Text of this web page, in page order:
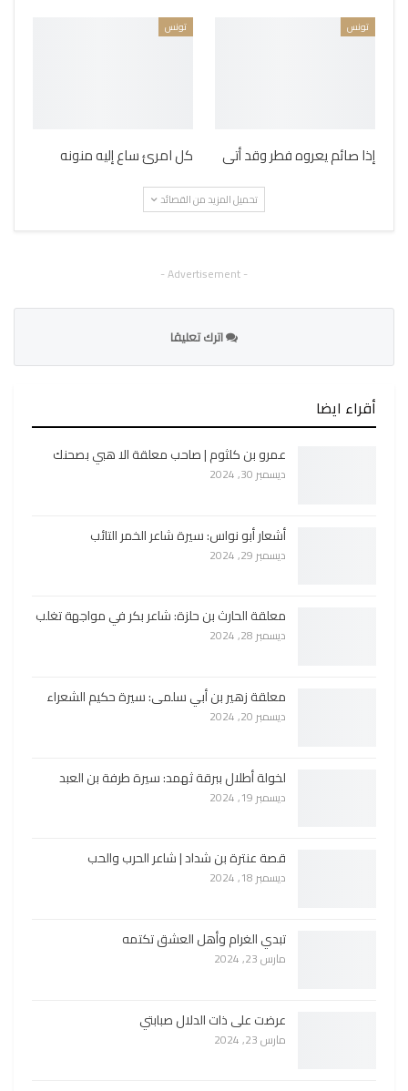
تونس
إذا صائم يعروه فطر وقد أتى
تونس
كل امرئ ساع إليه منونه
تحميل المزيد من القصائد
- Advertisement -
اترك تعليقا
أقراء ايضا
عمرو بن كلثوم | صاحب معلقة الا هبي بصحنك
ديسمبر 30, 2024
أشعار أبو نواس: سيرة شاعر الخمر التائب
ديسمبر 29, 2024
معلقة الحارث بن حلزة: شاعر بكر في مواجهة تغلب
ديسمبر 28, 2024
معلقة زهير بن أبي سلمى: سيرة حكيم الشعراء
ديسمبر 20, 2024
لخولة أطلال ببرقة ثهمد: سيرة طرفة بن العبد
ديسمبر 19, 2024
قصة عنترة بن شداد | شاعر الحرب والحب
ديسمبر 18, 2024
تبدي الغرام وأهل العشق تكتمه
مارس 23, 2024
عرضت على ذات الدلال صبابتي
مارس 23, 2024